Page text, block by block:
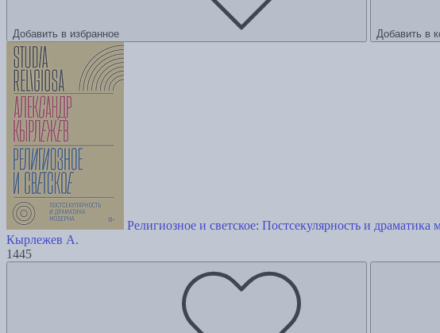
Добавить в избранное Добавить в
Религиозное и светское: Постсекулярноcть и драматика
Кырлежев А.
1445